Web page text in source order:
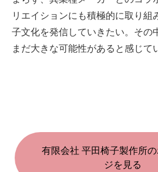
リエイションにも積極的に取り組
子文化を発信していきたい。その
まだ大きな可能性があると感じて
有限会社 平田椅子製作所
ジを見る